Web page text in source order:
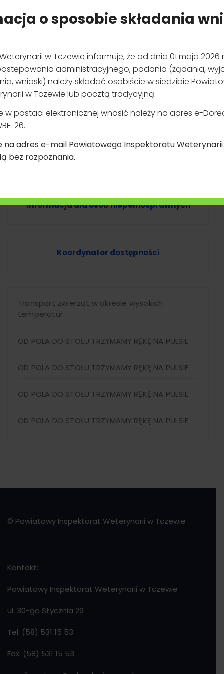
DEKLARACJA
DOSTĘPNOŚCI
SERWISU
INTERNETOWEGO
Wniosek o zapewnienie dostępności
Informacja dla osób niepełnosprawnych
Koordynator dostępności
Transport zwierząt w okresie wysokich
temperatur
OD POLA DO STOŁU TRZYMAMY RĘKĘ NA PULSIE
OD POLA DO STOŁU TRZYMAMY RĘKĘ NA PULSIE
OD POLA DO STOŁU TRZYMAMY RĘKĘ NA PULSIE
OD POLA DO STOŁU TRZYMAMY RĘKĘ NA PULSIE
© Powiatowy Inspektorat Weterynarii w Tczewie
Kontakt:
Powiatowy Inspektorat Weterynarii w Tczewie
ul. 30-go Stycznia 29
Tel: (58) 531 15 53
Fax: (58) 531 15 53
domowych towarzyszących podlegają obowiązkowi rejestracji.
w terminie 30 dni wydaje decyzję o zmianie weterynaryjnego numeru
o sposobie składania
w Tczewie informuje, że od dnia 01 maja 2026
administracyjnego, podania (żądania,
wnioski) należy składać osobiście w siedzibie
w Tczewie lub pocztą tradycyjną.
postaci elektronicznej wnosić należy na adres e-
26.
na adres e-mail Powiatowego Inspektoratu
bez rozpoznania.